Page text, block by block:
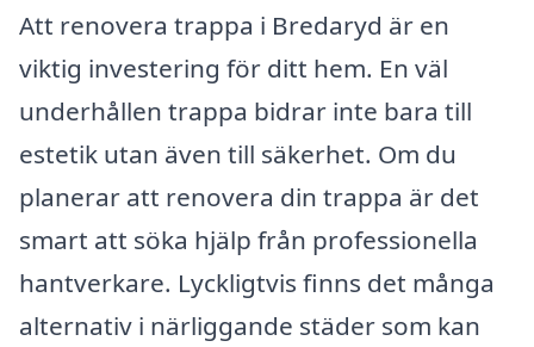
Att renovera trappa i Bredaryd är en
viktig investering för ditt hem. En väl
underhållen trappa bidrar inte bara till
estetik utan även till säkerhet. Om du
planerar att renovera din trappa är det
smart att söka hjälp från professionella
hantverkare. Lyckligtvis finns det många
alternativ i närliggande städer som kan